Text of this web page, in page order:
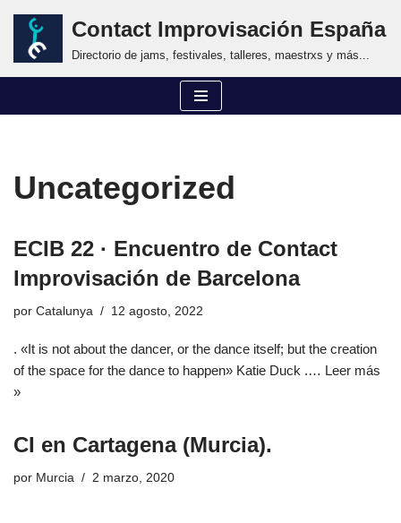
Saltar
Contact Improvisación España
Directorio de jams, festivales, talleres, maestrxs y más...
Uncategorized
ECIB 22 · Encuentro de Contact
Improvisación de Barcelona
por Catalunya 12 agosto, 2022
. «It is not about the dancer, or the dance itself; but the creation
of the space for the dance to happen» Katie Duck .… Leer más
»
CI en Cartagena (Murcia).
por Murcia 2 marzo, 2020